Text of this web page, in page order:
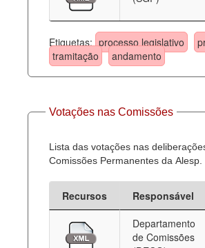
Etiquetas: processo legislativo
tramitação
andamento
Votações nas Comissões
Lista das votações nas
Comissões Permanentes da Alesp.
Recursos Responsável
Departamento
de Comissões